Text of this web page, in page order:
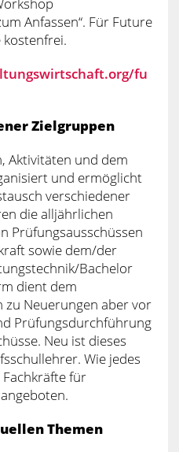
Anfassen“. Für Future
kostenfrei.
fu
Zielgruppen
Aktivitäten und dem
und ermöglicht
verschiedener
die alljährlichen
Prüfungsausschüssen
sowie dem/der
Bachelor
dient dem
zu Neuerungen aber vor
Prüfungsdurchführung
Neu ist dieses
Wie jedes
für
Themen